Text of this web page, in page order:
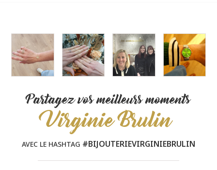
Partagez vos meilleurs moments
Virginie Brulin
AVEC LE HASHTAG #BIJOUTERIEVIRGINIEBRULIN